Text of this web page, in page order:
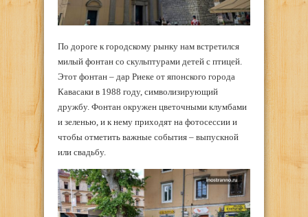
По дороге к городскому рынку нам встретился
милый фонтан со скульптурами детей с птицей.
Этот фонтан – дар Риеке от японского города
Кавасаки в 1988 году, символизирующий
дружбу. Фонтан окружен цветочными клумбами
и зеленью, и к нему приходят на фотосессии и
чтобы отметить важные события – выпускной
или свадьбу.